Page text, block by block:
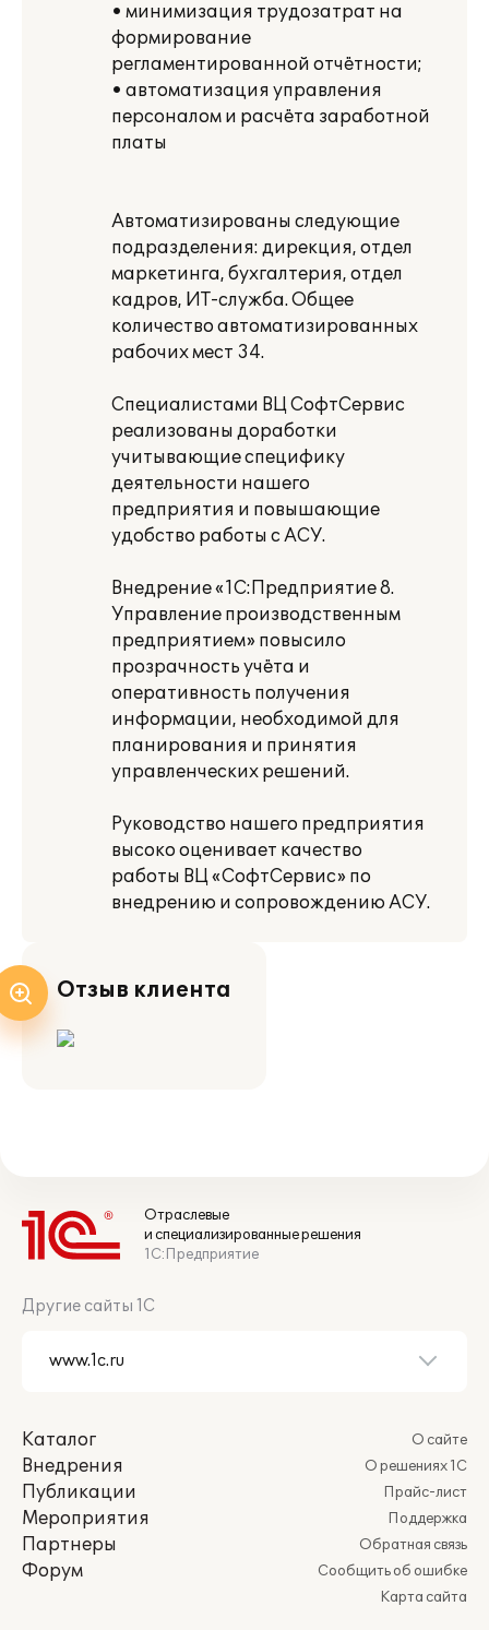
• минимизация трудозатрат на
формирование
регламентированной отчётности;
• автоматизация управления
персоналом и расчёта заработной
платы
Автоматизированы следующие
подразделения: дирекция, отдел
маркетинга, бухгалтерия, отдел
кадров, ИТ-служба. Общее
количество автоматизированных
рабочих мест 34.
Специалистами ВЦ СофтСервис
реализованы доработки
учитывающие специфику
деятельности нашего
предприятия и повышающие
удобство работы с АСУ.
Внедрение «1С:Предприятие 8.
Управление производственным
предприятием» повысило
прозрачность учёта и
оперативность получения
информации, необходимой для
планирования и принятия
управленческих решений.
Руководство нашего предприятия
высоко оценивает качество
работы ВЦ «СофтСервис» по
внедрению и сопровождению АСУ.
Отзыв клиента
Отраслевые
и специализированные решения
1С:Предприятие
Другие сайты 1С
Каталог
Внедрения
Публикации
Мероприятия
Партнеры
Форум
О сайте
О решениях 1С
Прайс-лист
Поддержка
Обратная связь
Сообщить об ошибке
Карта сайта